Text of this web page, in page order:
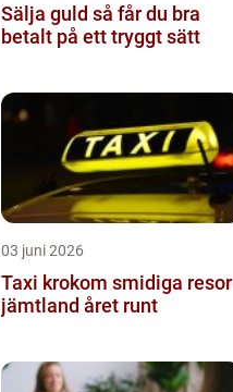
Sälja guld så får du bra
betalt på ett tryggt sätt
03 juni 2026
Taxi krokom smidiga resor i
jämtland året runt